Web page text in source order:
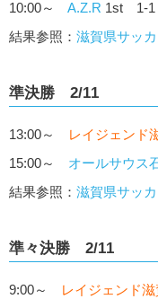
10:00～ A.Z.R 1st 1-1
結果参照： 滋賀県サッ
準決勝 2/11
13:00～ レイジェンド
15:00～ オールサウス
結果参照： 滋賀県サッ
準々決勝 2/11
9:00～ レイジェンド